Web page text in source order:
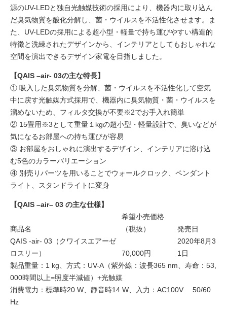
源のUV-LEDと独自光触媒技術の採用により、機器内に取り込ん
だ臭気物質を酸化分解し、菌・ウイルスを不活性化させます。ま
た、UV-LEDの採用による超小型・軽量で持ち運びやすい構造的
特徴と洗練されたデザインから、インテリアとしてもおしゃれな
空間を演出できるデザイン家電を目指しました。
【QAIS –air- 03の主な特長】
① 吸入した臭気物質を分解、菌・ウイルスを不活性化して空気
中に戻す光触媒方式採用で、機器内に臭気物質・菌・ウイルスを
溜めないため、フィルタ交換が不要※2でお手入れ簡単
② 15畳用※3として重量１kgの超小型・軽量設計で、臭いなどが
気になるお部屋への持ち運びが容易
③ お部屋をおしゃれに演出するデザイン、インテリアに溶け込
む5色のカラーバリエーション
④ 別売りパーツを用いることでウォールクロック、ペンダント
ライト、スタンドライトに変身
【QAIS –air– 03 の主な仕様】
商品名
希望小売価格
（税抜）
発売日
QAIS -air- 03（クワイスエアーゼ
ロスリー）
70,000円
2020年8月3
1日
製品重量：1 kg、方式：UV-A（紫外線：波長365 nm、寿命：53,
000時間以上=照度半減値）+光触媒
消費電力：標準時20 W、静音時14 W、入力：AC100V 50/60
Hz